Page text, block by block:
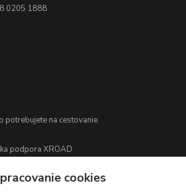
0205 1888
potrebujete na cestovanie
podpora XROAD
013 566
16:00), So (11:00-14:00)
cookies